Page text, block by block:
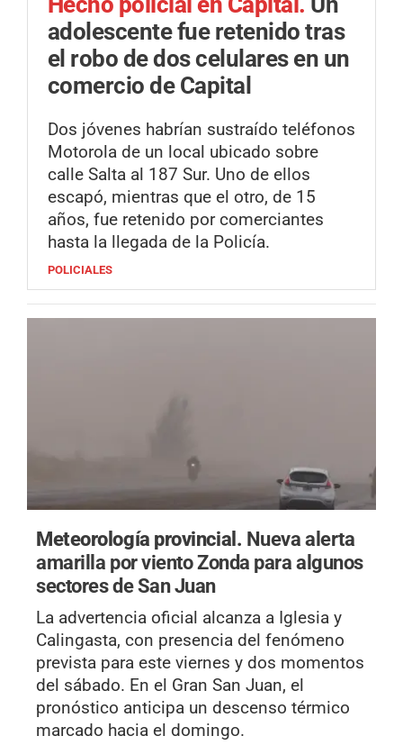
adolescente fue retenido tras
el robo de dos celulares en un
comercio de Capital
Dos jóvenes habrían sustraído teléfonos
Motorola de un local ubicado sobre
calle Salta al 187 Sur. Uno de ellos
escapó, mientras que el otro, de 15
años, fue retenido por comerciantes
hasta la llegada de la Policía.
POLICIALES
Meteorología provincial. Nueva alerta
amarilla por viento Zonda para algunos
sectores de San Juan
La advertencia oficial alcanza a Iglesia y
Calingasta, con presencia del fenómeno
prevista para este viernes y dos momentos
del sábado. En el Gran San Juan, el
pronóstico anticipa un descenso térmico
marcado hacia el domingo.